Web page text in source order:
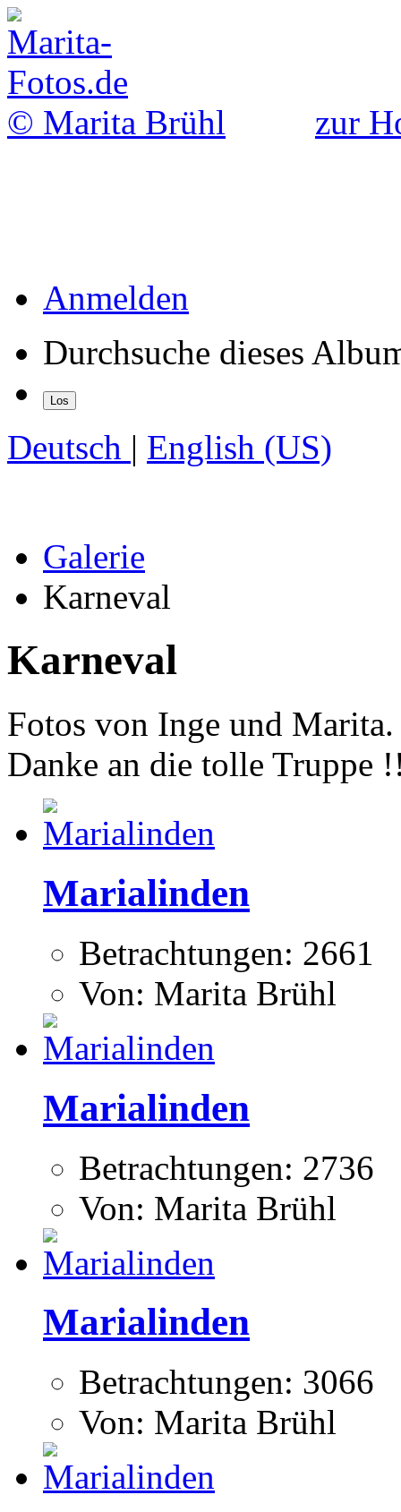
© Marita Brühl zur
Anmelden
Durchsuche dieses
Deutsch | English (US)
Galerie
Karneval
Karneval
Fotos von Inge und Marita.
Danke an die tolle Truppe
Marialinden
Betrachtungen: 2661
Von: Marita Brühl
Marialinden
Betrachtungen: 2736
Von: Marita Brühl
Marialinden
Betrachtungen: 3066
Von: Marita Brühl